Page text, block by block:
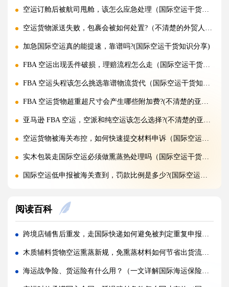
空运订舱后被航司甩舱，该怎么应急处理（国际空运干货知识分享）
空运货物派送失败，包裹会被如何处置?（不清楚的外贸人看过来）
加急国际空运真的能提速，靠谱吗?(国际空运干货知识分享)
FBA 空运出现丢件破损，理赔流程怎么走（国际空运干货知识分享）
FBA 空运头程该怎么挑选靠谱物流货代（国际空运干货知识分享）
FBA 空运货物超重超尺寸会产生哪些附加费?(不清楚的亚马逊卖家看过来)
亚马逊 FBA 空运，空派和纯空运该怎么选择?(不清楚的亚马逊卖家看过来)
空运货物被海关布控，如何快速提交材料申诉（国际空运干货知识分享）
实木包装走国际空运必须做熏蒸热处理吗（国际空运干货知识分享）
国际空运低申报被海关查到，罚款比例是多少?(国际空运干货知识分享)
国内哪些港口是国际空运主流始发机场（国际空运干货知识分享）
什么是泡货、重货，国际空运分别怎么定价（国际空运干货知识分享）
国际空运直达与中转航班，该如何选择（不清楚的外贸人看过来）
国际空运客机和全货机分别适合运什么货物（国际空运干货知识分享）
阅读百科
跨境店铺售后重发，走国际快递如何避免被判定重复申报（国际快递干货知识分享）
木质辅料货物空运熏蒸新规，免熏蒸材料如何节省出货流程（跨境电商卖家请注意）
海运战争险、货运险有什么用？（一文详解国际海运保险知识）